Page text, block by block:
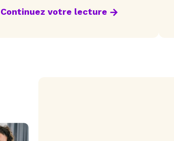
votre enfant peut le motiver, l
Continuez votre lecture